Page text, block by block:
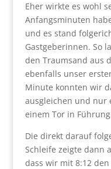
Eher wirkte es wohl
Anfangsminuten
und es stand
Gastgeberinnen. So
den Traumsand aus
ebenfalls unser
Minute konnten wir
ausgleichen und nur
einem Tor in
Die direkt darauf
Schleife zeigte dann
dass wir mit 8:12